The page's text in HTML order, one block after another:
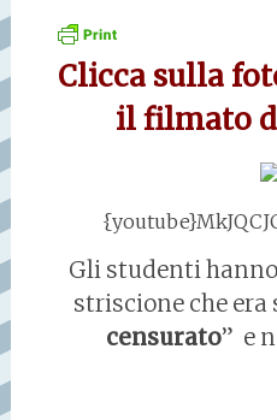
Clicca sulla
il filmato
Gli studenti
striscione che era
censurato” e